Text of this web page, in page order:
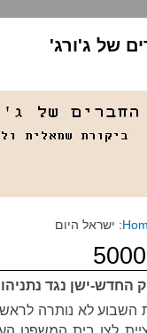
של ג'ורג'
החדש-ישן נגד
השבוע לא נותרה לראש